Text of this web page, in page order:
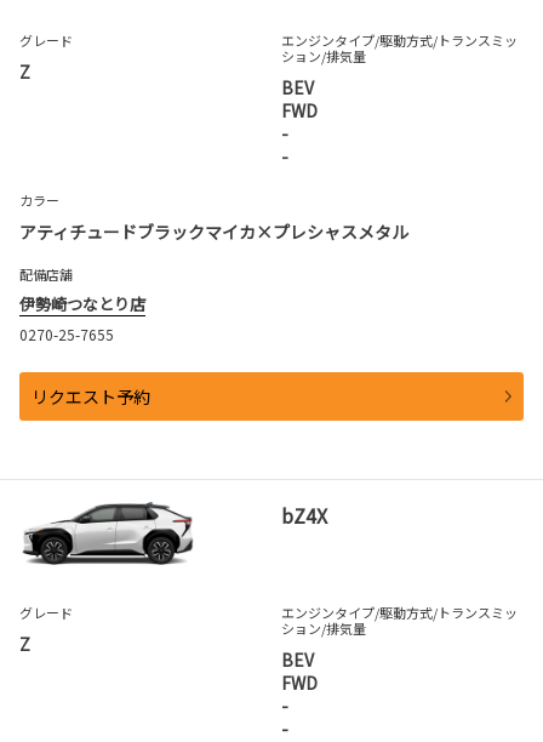
グレード
Z
エンジンタイプ/駆動方式/トランスミッ
ション/排気量
BEV
FWD
-
-
カラー
アティチュードブラックマイカ×プレシャスメタル
配備店舗
伊勢崎つなとり店
0270-25-7655
リクエスト予約
bZ4X
グレード
Z
エンジンタイプ/駆動方式/トランスミッ
ション/排気量
BEV
FWD
-
-